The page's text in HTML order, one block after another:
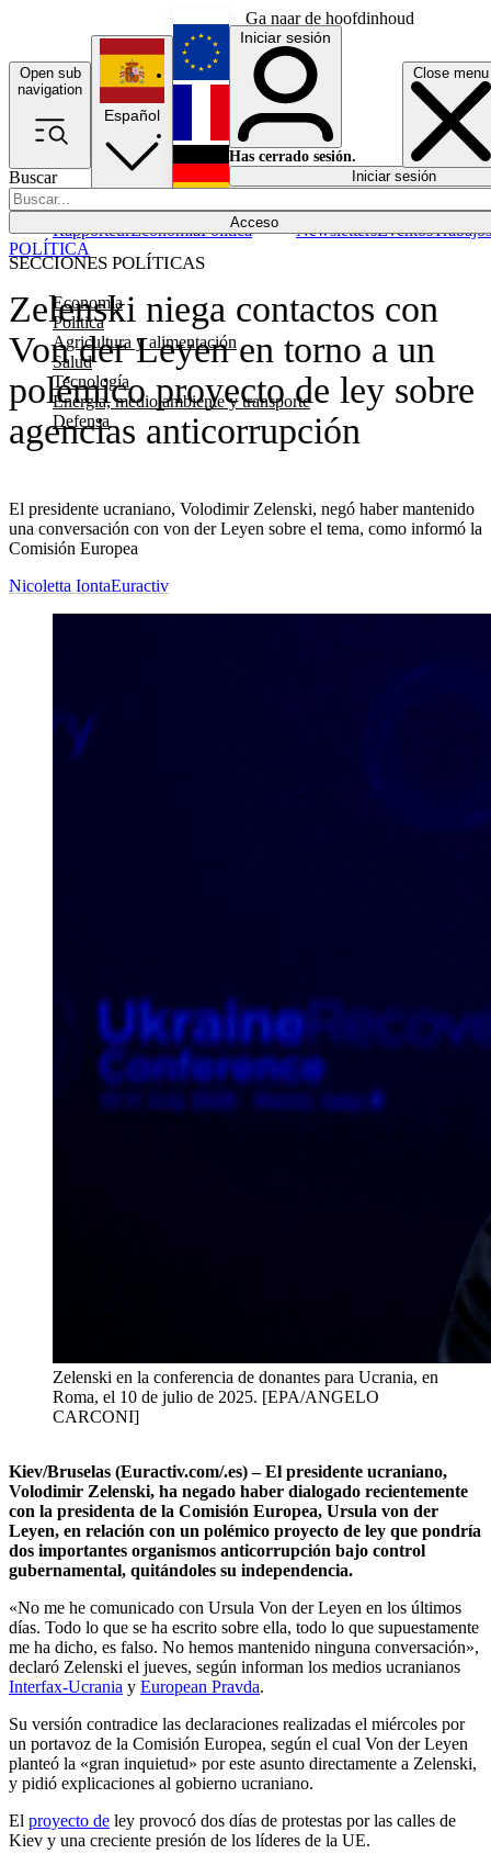
Ga naar de hoofdinhoud
Open sub
navigation
Close menu
Buscar
Acceso
SECCIONES POLÍTICAS
Economía
Política
Agricultura y alimentación
Salud
Tecnología
Energía, medio ambiente y transporte
Defensa
RapporteurEconomíaPolítica NewslettersEventosTrabajos
Español
English
Français
Iniciar sesión
Has cerrado sesión.
Iniciar sesión
Zelenski niega contactos con
Von der Leyen en torno a un
polémico proyecto de ley sobre
agencias anticorrupción
El presidente ucraniano, Volodimir Zelenski, negó haber mantenido
una conversación con von der Leyen sobre el tema, como informó la
Comisión Europea
POLÍTICA
Nicoletta IontaEuractiv
Zelenski en la conferencia de donantes para Ucrania, en
Roma, el 10 de julio de 2025. [EPA/ANGELO
CARCONI]
Kiev/Bruselas (Euractiv.com/.es) – El presidente ucraniano,
Volodimir Zelenski, ha negado haber dialogado recientemente
con la presidenta de la Comisión Europea, Ursula von der
Leyen, en relación con un polémico proyecto de ley que pondría
dos importantes organismos anticorrupción bajo control
gubernamental, quitándoles su independencia.
«No me he comunicado con Ursula Von der Leyen en los últimos
días. Todo lo que se ha escrito sobre ella, todo lo que supuestamente
me ha dicho, es falso. No hemos mantenido ninguna conversación»,
declaró Zelenski el jueves, según informan los medios ucranianos
Interfax-Ucrania y European Pravda.
Su versión contradice las declaraciones realizadas el miércoles por
un portavoz de la Comisión Europea, según el cual Von der Leyen
planteó la «gran inquietud» por este asunto directamente a Zelenski,
y pidió explicaciones al gobierno ucraniano.
El proyecto de ley provocó dos días de protestas por las calles de
Kiev y una creciente presión de los líderes de la UE.